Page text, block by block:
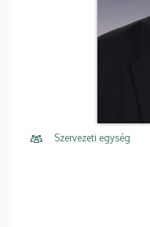
Szervezeti egység